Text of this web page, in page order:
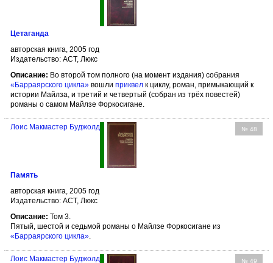
Цетаганда
авторская книга, 2005 год
Издательство: АСТ, Люкс
Описание: Во второй том полного (на момент издания) собрания
«Барраярского цикла» вошли приквел к циклу, роман, примыкающий к
истории Майлза, и третий и четвертый (собран из трёх повестей)
романы о самом Майлзе Форкосигане.
№ 48
Лоис Макмастер Буджолд
Память
авторская книга, 2005 год
Издательство: АСТ, Люкс
Описание: Том 3.
Пятый, шестой и седьмой романы о Майлзе Форкосигане из
«Барраярского цикла».
№ 49
Лоис Макмастер Буджолд